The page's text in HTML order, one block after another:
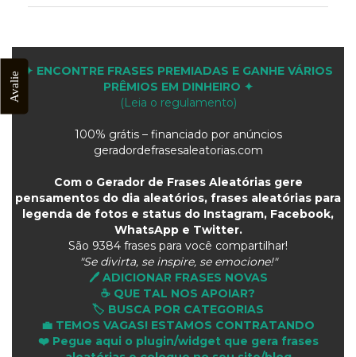
✦ ENCONTRE FRASES PREMIADAS E GANHE VÁRIOS
PRÊMIOS EM DINHEIRO ✦
(Leia o regulamento)
100% grátis – financiado por anúncios
geradordefrasesaleatorias.com
Com o Gerador de Frases Aleatórias gere
pensamentos do dia aleatórios, frases aleatórias para
legenda de fotos e status do Instagram, Facebook,
WhatsApp e Twitter.
São 9384 frases para você compartilhar!
"Se divirta, se inspire, se emocione!"
🖊️ ADICIONAR FRASES NOVAS
☕ QUE TAL NOS APOIAR?
🏷️ BUSCA POR CATEGORIAS
💼 TEMOS VAGAS! ESTAMOS CONTRATANDO
❤️ Pegue aqui o plugin/widget que gera frases
Avalie